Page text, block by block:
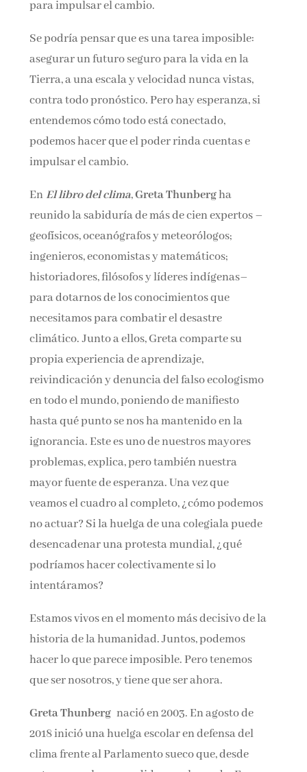
para impulsar el cambio.
Se podría pensar que es una tarea imposible:
asegurar un futuro seguro para la vida en la
Tierra, a una escala y velocidad nunca vistas,
contra todo pronóstico. Pero hay esperanza, si
entendemos cómo todo está conectado,
podemos hacer que el poder rinda cuentas e
impulsar el cambio.
EnEl libro del clima,Greta Thunbergha
reunido la sabiduría de más de cien expertos –
geofísicos, oceanógrafos y meteorólogos;
ingenieros, economistas y matemáticos;
historiadores, filósofos y líderes indígenas–
para dotarnos de los conocimientos que
necesitamos para combatir el desastre
climático. Junto a ellos, Greta comparte su
propia experiencia de aprendizaje,
reivindicación y denuncia del falso ecologismo
en todo el mundo, poniendo de manifiesto
hasta qué punto se nos ha mantenido en la
ignorancia. Este es uno de nuestros mayores
problemas, explica, pero también nuestra
mayor fuente de esperanza. Una vez que
veamos el cuadro al completo, ¿cómo podemos
no actuar? Si la huelga de una colegiala puede
desencadenar una protesta mundial, ¿qué
podríamos hacer colectivamente si lo
intentáramos?
Estamos vivos en el momento más decisivo de la
historia de la humanidad. Juntos, podemos
hacer lo que parece imposible. Pero tenemos
que ser nosotros, y tiene que ser ahora.
Greta Thunberg nació en 2003. En agosto de
2018 inició una huelga escolar en defensa del
clima frente al Parlamento sueco que, desde
Por favor, acepta los
términos y condiciones
de privacidad